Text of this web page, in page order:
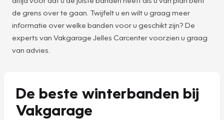
de grens over te gaan. Twijfelt u en wilt u graag meer
informatie over welke banden voor u geschikt zijn? De
experts van Vakgarage Jelles Carcenter voorzien u graag
van advies.
De beste winterbanden bij
Vakgarage